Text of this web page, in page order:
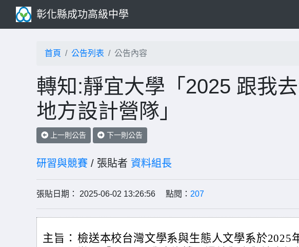
彰化縣成功高級中學
首頁 公告列表 公告內容
轉知:靜宜大學「2025 跟我
地方設計營隊」
上一則公告 下一則公告
研習與競賽 / 張貼者 資料組長
張貼日期： 2025-06-02 13:26:56 點閱： 207
主旨： 檢送本校台灣文學系與生態人文學系於2025